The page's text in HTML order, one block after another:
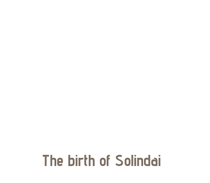
The birth of Solindai